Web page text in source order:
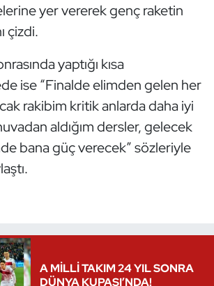
yer vererek genç raketin
çizdi.
yaptığı kısa
ise “Finalde elimden gelen her
rakibim kritik anlarda daha iyi
aldığım dersler, gelecek
bana güç verecek” sözleriyle
A MİLLİ TAKIM 24 YIL SONRA
DÜNYA KUPASI’NDA!